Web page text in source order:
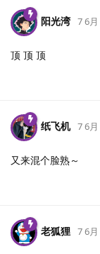
阳光湾 7 6月
顶 顶 顶
纸飞机 7 6月
又来混个脸熟～
老狐狸 7 6月